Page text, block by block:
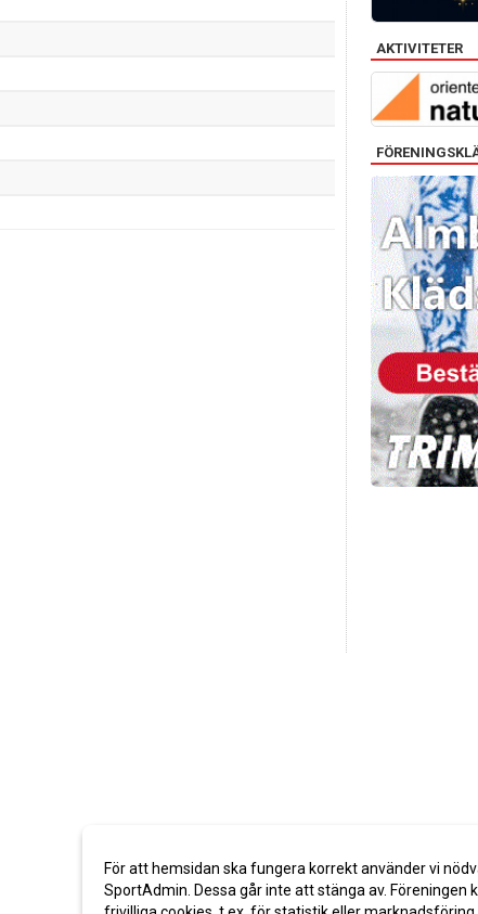
AKTIVITETER
För att hemsidan ska fungera korrekt använder vi
SportAdmin. Dessa går inte att stänga av. Föreningen